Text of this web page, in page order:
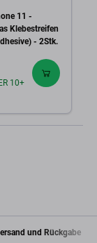
11 -
Klebestreifen
- 2Stk.
10+
und Rückgabe